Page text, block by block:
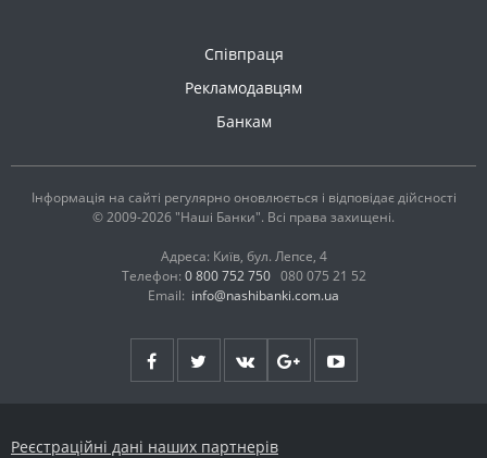
Співпраця
Рекламодавцям
Банкам
Інформація на сайті регулярно оновлюється і відповідає дійсності
© 2009-2026 "Наші Банки". Всі права захищені.
Адреса: Київ, бул. Лепсе, 4
Телефон: 0 800 752 750 080 075 21 52
Email: info@nashibanki.com.ua
Реєстраційні дані наших партнерів